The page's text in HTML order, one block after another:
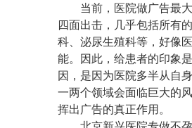
当前，医院做广告最大
四面出击，几乎包括所有
科、泌尿生殖科等，好像
能。因此，给患者的印象
因，是因为医院多半从自
一两个领域会面临巨大的
挥出广告的真正作用。